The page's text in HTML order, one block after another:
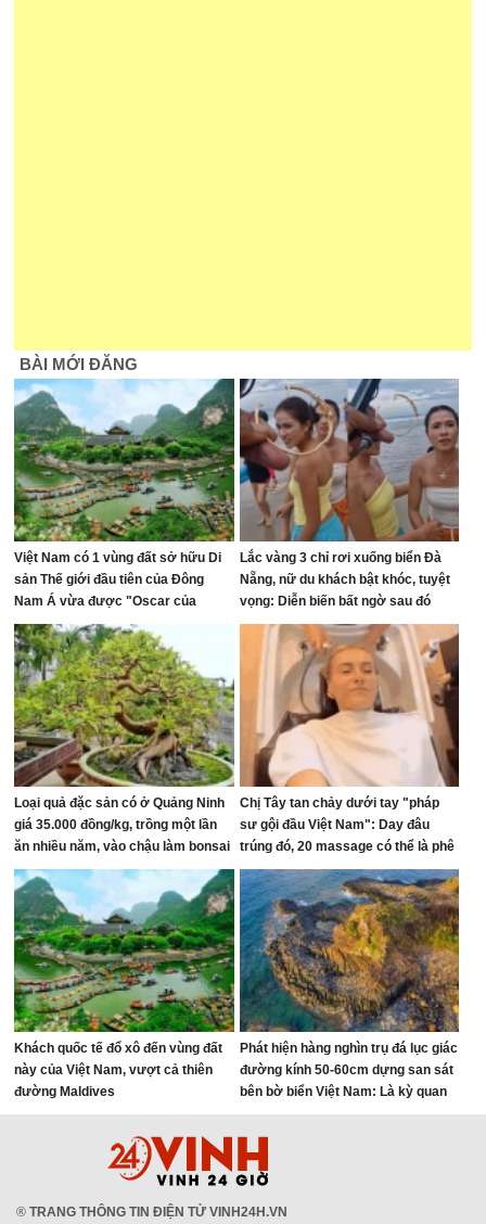
BÀI MỚI ĐĂNG
Việt Nam có 1 vùng đất sở hữu Di
sản Thế giới đầu tiên của Đông
Nam Á vừa được "Oscar của
ngành du lịch" đề cử, là nơi tỷ phú
Xuân Trường đầu tư KDL tâm linh
12.000 ha
Lắc vàng 3 chỉ rơi xuống biển Đà
Nẵng, nữ du khách bật khóc, tuyệt
vọng: Diễn biến bất ngờ sau đó
Loại quả đặc sản có ở Quảng Ninh
giá 35.000 đồng/kg, trồng một lần
ăn nhiều năm, vào chậu làm bonsai
giúp chiêu tài
Chị Tây tan chảy dưới tay "pháp
sư gội đầu Việt Nam": Day đâu
trúng đó, 20 massage có thể là phê
nhất cuộc đời!
Khách quốc tế đổ xô đến vùng đất
này của Việt Nam, vượt cả thiên
đường Maldives
Phát hiện hàng nghìn trụ đá lục giác
đường kính 50-60cm dựng san sát
bên bờ biển Việt Nam: Là kỳ quan
hiếm gặp trên thế giới, đã hơn 2
triệu năm tuổi
® TRANG THÔNG TIN ĐIỆN TỬ VINH24H.VN